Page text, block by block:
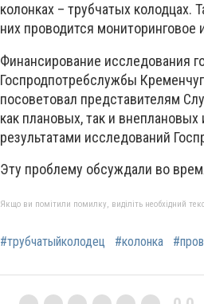
колонках – трубчатых колодцах.
них проводится
Финансирование исследования
Госпродпотребслужбы
посоветовал представителям
как плановых, так и
результатами исследований
Эту проблему обсуждали во
Якщо ви помітили помилку, виділіть необхідний
#трубчатыйколодец #колонка